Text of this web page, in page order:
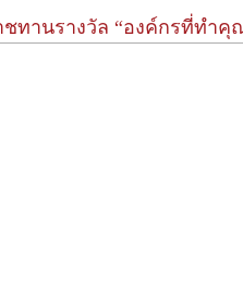
ทานรางวัล “องค์กรที่ทำคุ